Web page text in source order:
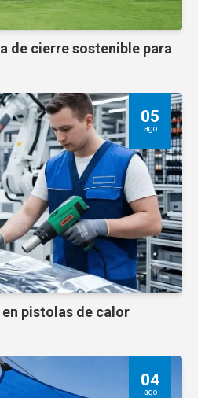
de cierre sostenible para
05
ago
pistolas de calor
04
ago